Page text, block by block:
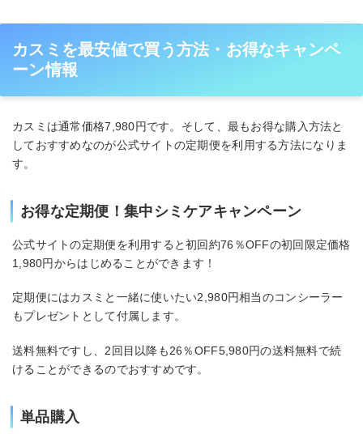
カスミを最安値で買う方法・お得なキャンペ
ーン情報
カスミは通常価格7,980円です。そして、最もお得な購入方法と
しておすすめなのが公式サイトの定期便を利用する方法になりま
す。
お得な定期便！集中シミケアキャンペーン
公式サイトの定期便を利用すると初回約76％OFFの初回限定価格
1,980円からはじめることができます！
定期便にはカスミと一緒に使いたい2,980円相当のコンシーラー
もプレゼントとして付属します。
送料無料ですし、2回目以降も26％OFF5,980円の送料無料で続
けることができるのでおすすめです。
単品購入